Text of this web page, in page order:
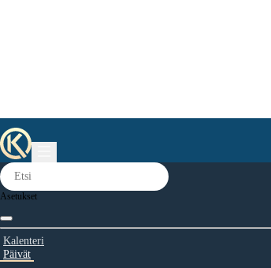
Asetukset
Kalenteri
Päivät